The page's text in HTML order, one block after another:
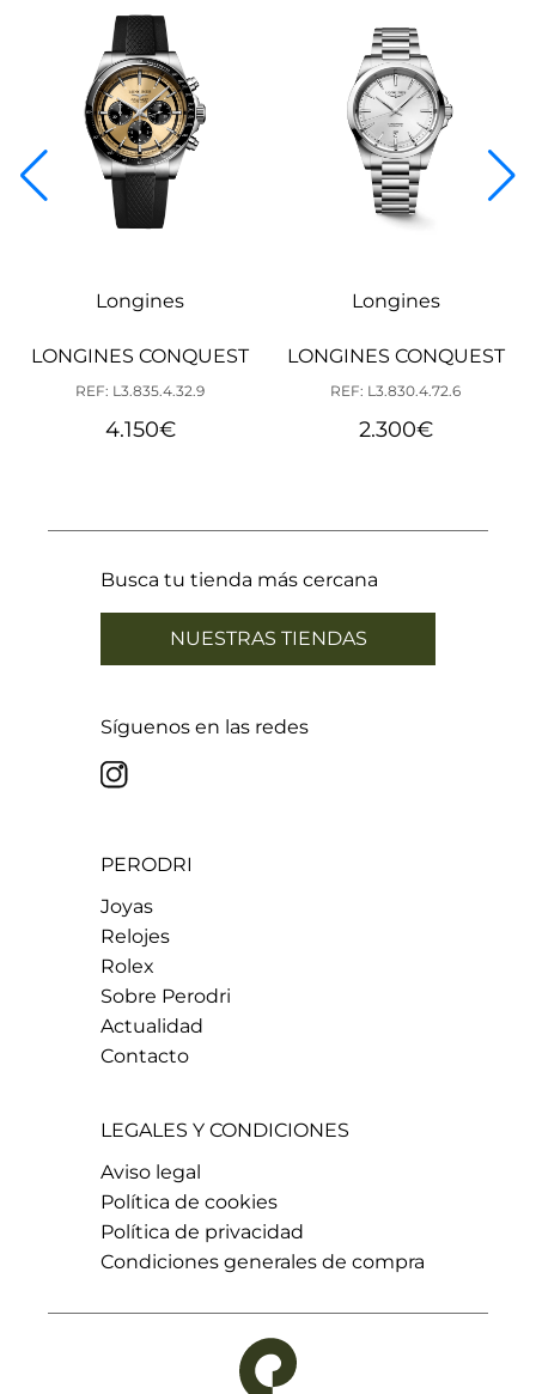
Longines
LONGINES CONQUEST
REF: L3.835.4.32.9
4.150€
Longines
LONGINES CONQUEST
REF: L3.830.4.72.6
2.300€
Busca tu tienda más cercana
NUESTRAS TIENDAS
Síguenos en las redes
PERODRI
Joyas
Relojes
Rolex
Sobre Perodri
Actualidad
Contacto
LEGALES Y CONDICIONES
Aviso legal
Política de cookies
Política de privacidad
Condiciones generales de compra